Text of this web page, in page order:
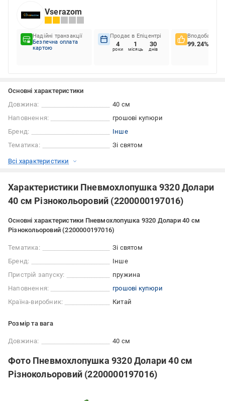
Vserazom
Надійні транзакції
Безпечна оплата
картою
Продає в Епіцентрі
4
роки
1
місяць
30
днів
Вподобання
99.24%
Основні характеристики
Довжина:
40 см
Наповнення:
грошові купюри
Бренд:
Інше
Тематика:
Зі святом
Всі характеристики
Характеристики Пневмохлопушка 9320 Долари
40 см Різнокольоровий (2200000197016)
Основні характеристики Пневмохлопушка 9320 Долари 40 см
Різнокольоровий (2200000197016)
Тематика:
Зі святом
Бренд:
Інше
Пристрій запуску:
пружина
Наповнення:
грошові купюри
Країна-виробник:
Китай
Розмір та вага
Довжина: 40 см
Фото Пневмохлопушка 9320 Долари 40 см
Різнокольоровий (2200000197016)